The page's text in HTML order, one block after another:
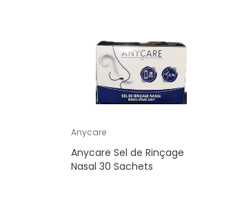
Anycare
Anycare Sel de Rinçage
Nasal 30 Sachets